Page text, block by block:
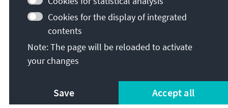
Main page of KAS
Data protection
Terms of use
Declaration on accessibility
Report an accessibility issue
General terms and conditions
© Konrad-Adenauer-Stiftung e.V. 2026
Cookies for the display of integrated
contents
Note: The page will be reloaded to activate
your changes
Save Accept all